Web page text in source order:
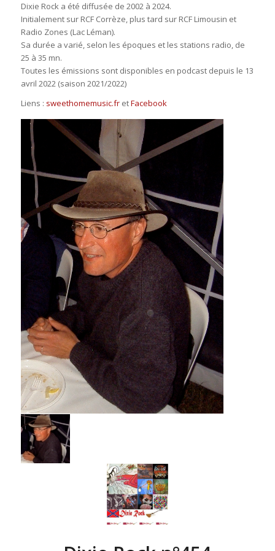
Dixie Rock a été diffusée de 2002 à 2024.
Initialement sur RCF Corrèze, plus tard sur RCF Limousin et
Radio Zones (Lac Léman).
Sa durée a varié, selon les époques et les stations radio, de
25 à 35 mn.
Toutes les émissions sont disponibles en podcast depuis le 13
avril 2022 (saison 2021/2022)
Liens : sweethomemusic.fretFacebook